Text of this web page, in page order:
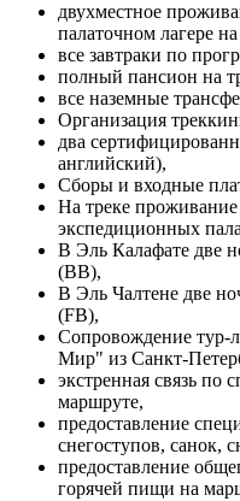
двухместное
палаточном лагере на
все завтраки по
полный пансион на
все наземные
Организация
два
английский),
Сборы и входные
На треке
экспедиционных
В Эль Калафате две
(ВВ),
В Эль Чалтене две
(FB),
Сопровождение тур-
Мир" из Санкт-
экстренная связь по
маршруте,
предоставление
снегоступов, санок,
предоставление
горячей пищи на